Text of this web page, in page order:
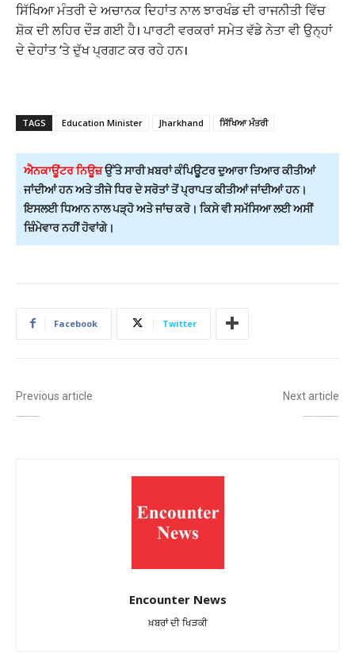
ਸਿੱਖਿਆ ਮੰਤਰੀ ਦੇ ਅਚਾਨਕ ਦਿਹਾਂਤ ਨਾਲ ਝਾਰਖੰਡ ਦੀ ਰਾਜਨੀਤੀ ਵਿੱਚ
ਸ਼ੋਕ ਦੀ ਲਹਿਰ ਦੌੜ ਗਈ ਹੈ। ਪਾਰਟੀ ਵਰਕਰਾਂ ਸਮੇਤ ਵੱਡੇ ਨੇਤਾ ਵੀ ਉਨ੍ਹਾਂ
ਦੇ ਦੇਹਾਂਤ ‘ਤੇ ਦੁੱਖ ਪ੍ਰਗਟ ਕਰ ਰਹੇ ਹਨ।
TAGS Education Minister Jharkhand ਸਿੱਖਿਆ ਮੰਤਰੀ
ਐਨਕਾਊਂਟਰ ਨਿਊਜ਼ਉੱਤੇ ਸਾਰੀ ਖ਼ਬਰਾਂ ਕੰਪਿਊਟਰ ਦੁਆਰਾ ਤਿਆਰ ਕੀਤੀਆਂ
ਜਾਂਦੀਆਂ ਹਨ ਅਤੇ ਤੀਜੇ ਧਿਰ ਦੇ ਸਰੋਤਾਂ ਤੋਂ ਪ੍ਰਾਪਤ ਕੀਤੀਆਂ ਜਾਂਦੀਆਂ ਹਨ।
ਇਸਲਈ ਧਿਆਨ ਨਾਲ ਪੜ੍ਹੋ ਅਤੇ ਜਾਂਚ ਕਰੋ। ਕਿਸੇ ਵੀ ਸਮੱਸਿਆ ਲਈ ਅਸੀਂ
ਜ਼ਿੰਮੇਵਾਰ ਨਹੀਂ ਹੋਵਾਂਗੇ।
Facebook Twitter
Previous article Next article
Encounter News
ਖ਼ਬਰਾਂ ਦੀ ਖਿੜਕੀ